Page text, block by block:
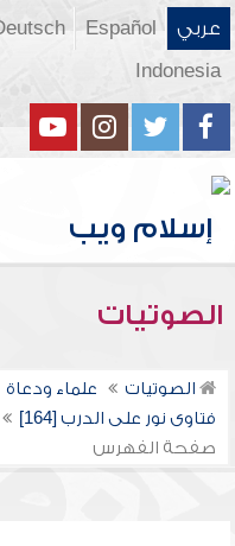
عربي Español
Indonesia
الصوتيات
الصوتيات علماء ودعاة
فتاوى نور على الدرب [164]
صفحة الفهرس